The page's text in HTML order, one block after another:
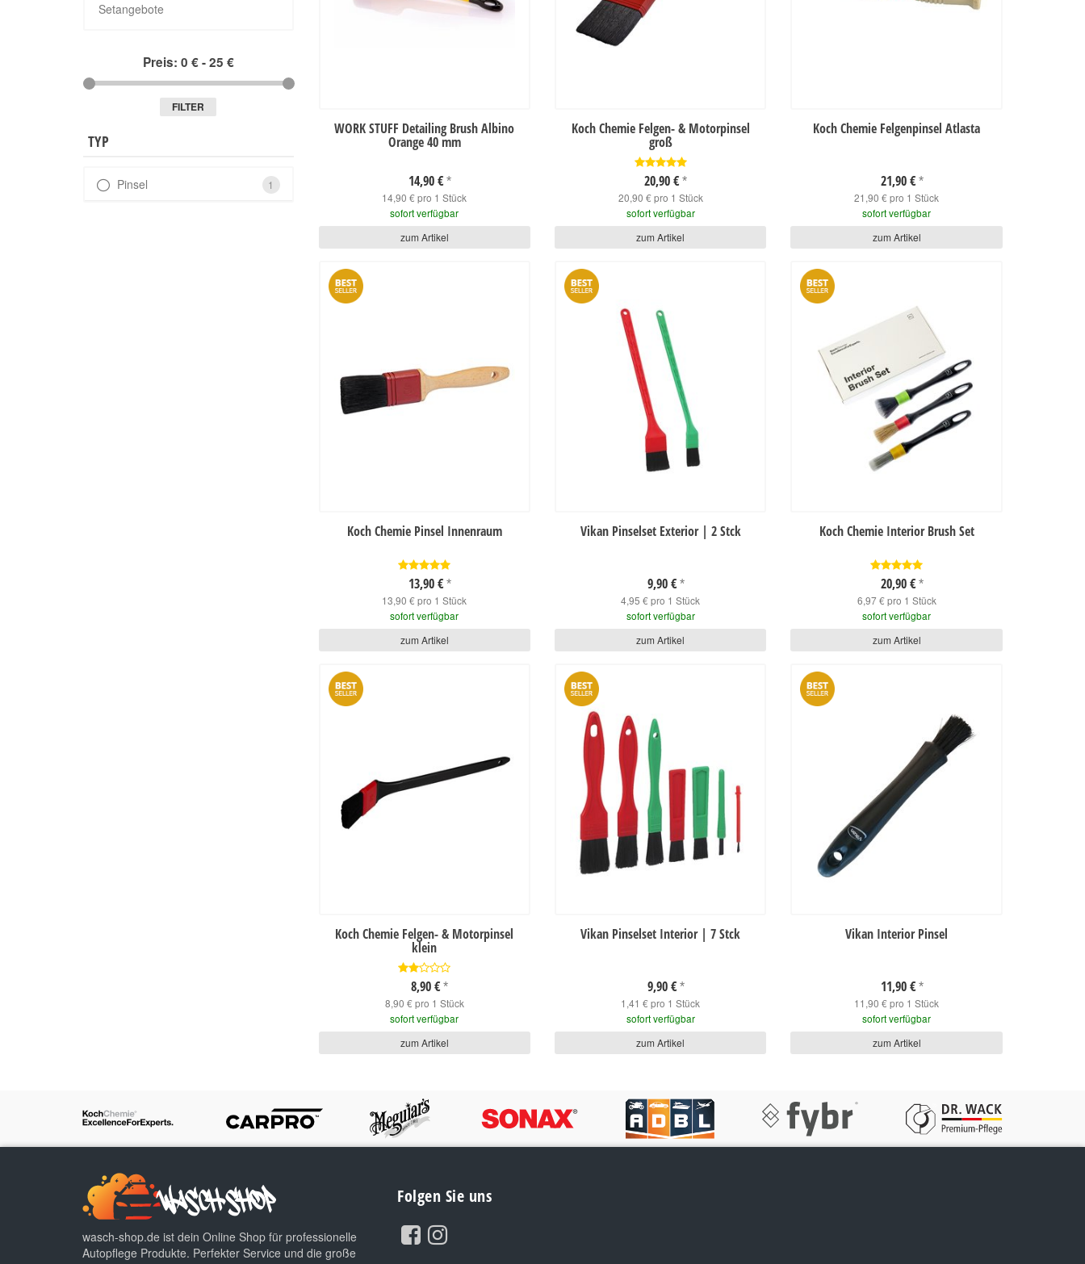
WORK STUFF Detailing Brush Albino
Orange 40 mm
14,90 € *
14,90 € pro 1 Stück
sofort verfügbar
zum Artikel
Koch Chemie Felgen- & Motorpinsel
groß
20,90 € *
20,90 € pro 1 Stück
sofort verfügbar
zum Artikel
Koch Chemie Felgenpinsel Atlasta
21,90 € *
21,90 € pro 1 Stück
sofort verfügbar
zum Artikel
Koch Chemie Pinsel Innenraum
13,90 € *
13,90 € pro 1 Stück
sofort verfügbar
zum Artikel
Vikan Pinselset Exterior | 2 Stck
9,90 € *
4,95 € pro 1 Stück
sofort verfügbar
zum Artikel
Koch Chemie Interior Brush Set
20,90 € *
6,97 € pro 1 Stück
sofort verfügbar
zum Artikel
Koch Chemie Felgen- & Motorpinsel
klein
8,90 € *
8,90 € pro 1 Stück
sofort verfügbar
zum Artikel
Vikan Pinselset Interior | 7 Stck
9,90 € *
1,41 € pro 1 Stück
sofort verfügbar
zum Artikel
Vikan Interior Pinsel
11,90 € *
11,90 € pro 1 Stück
sofort verfügbar
zum Artikel
Setangebote
Preis: 0 €-25 €
FILTER
TYP
1
Pinsel
wasch-shop.de ist dein Online Shop für professionelle
Autopflege Produkte. Perfekter Service und die große
Folgen Sie uns